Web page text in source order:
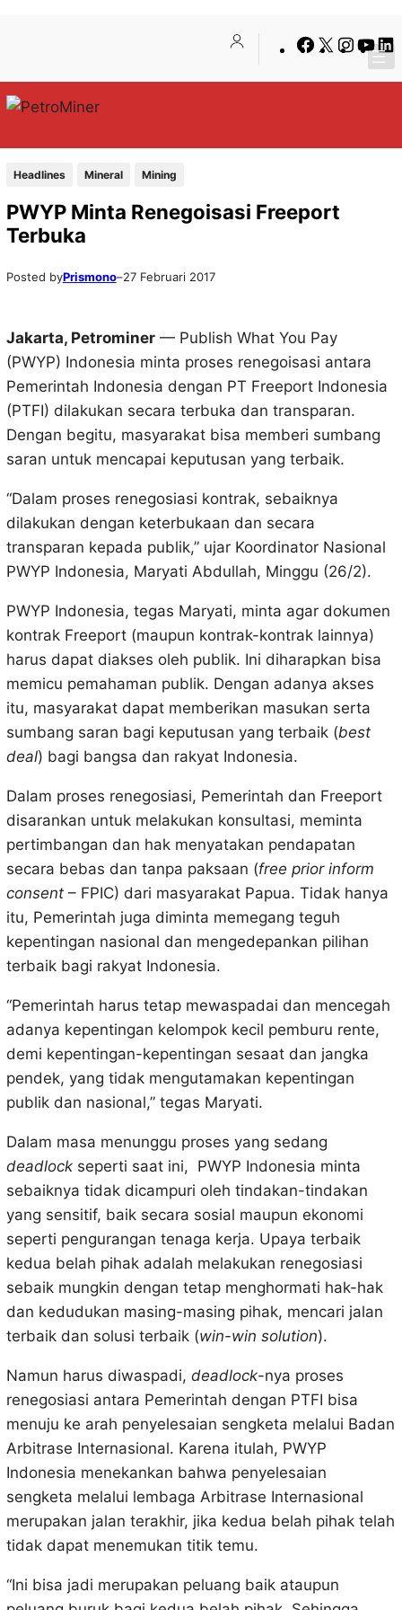
Facebook
X
Headlines Mineral Mining
PWYP Minta Renegoisasi Freeport
Terbuka
Posted byPrismono–27 Februari 2017
Jakarta, Petrominer— Publish What You Pay
(PWYP) Indonesia minta proses renegoisasi antara
Pemerintah Indonesia dengan PT Freeport Indonesia
(PTFI) dilakukan secara terbuka dan transparan.
Dengan begitu, masyarakat bisa memberi sumbang
saran untuk mencapai keputusan yang terbaik.
“Dalam proses renegosiasi kontrak, sebaiknya
dilakukan dengan keterbukaan dan secara
transparan kepada publik,” ujar Koordinator Nasional
PWYP Indonesia, Maryati Abdullah, Minggu (26/2).
PWYP Indonesia, tegas Maryati, minta agar dokumen
kontrak Freeport (maupun kontrak-kontrak lainnya)
harus dapat diakses oleh publik. Ini diharapkan bisa
memicu pemahaman publik. Dengan adanya akses
itu, masyarakat dapat memberikan masukan serta
sumbang saran bagi keputusan yang terbaik (best
deal) bagi bangsa dan rakyat Indonesia.
Dalam proses renegosiasi, Pemerintah dan Freeport
disarankan untuk melakukan konsultasi, meminta
pertimbangan dan hak menyatakan pendapatan
secara bebas dan tanpa paksaan (free prior inform
consent– FPIC) dari masyarakat Papua. Tidak hanya
itu, Pemerintah juga diminta memegang teguh
kepentingan nasional dan mengedepankan pilihan
terbaik bagi rakyat Indonesia.
“Pemerintah harus tetap mewaspadai dan mencegah
adanya kepentingan kelompok kecil pemburu rente,
demi kepentingan-kepentingan sesaat dan jangka
pendek, yang tidak mengutamakan kepentingan
publik dan nasional,” tegas Maryati.
Dalam masa menunggu proses yang sedang
deadlock seperti saat ini, PWYP Indonesia minta
sebaiknya tidak dicampuri oleh tindakan-tindakan
yang sensitif, baik secara sosial maupun ekonomi
seperti pengurangan tenaga kerja. Upaya terbaik
kedua belah pihak adalah melakukan renegosiasi
sebaik mungkin dengan tetap menghormati hak-hak
dan kedudukan masing-masing pihak, mencari jalan
terbaik dan solusi terbaik (win-win solution).
Namun harus diwaspadi, deadlock-nya proses
renegosiasi antara Pemerintah dengan PTFI bisa
menuju ke arah penyelesaian sengketa melalui Badan
Arbitrase Internasional. Karena itulah, PWYP
Indonesia menekankan bahwa penyelesaian
sengketa melalui lembaga Arbitrase Internasional
merupakan jalan terakhir, jika kedua belah pihak telah
tidak dapat menemukan titik temu.
“Ini bisa jadi merupakan peluang baik ataupun